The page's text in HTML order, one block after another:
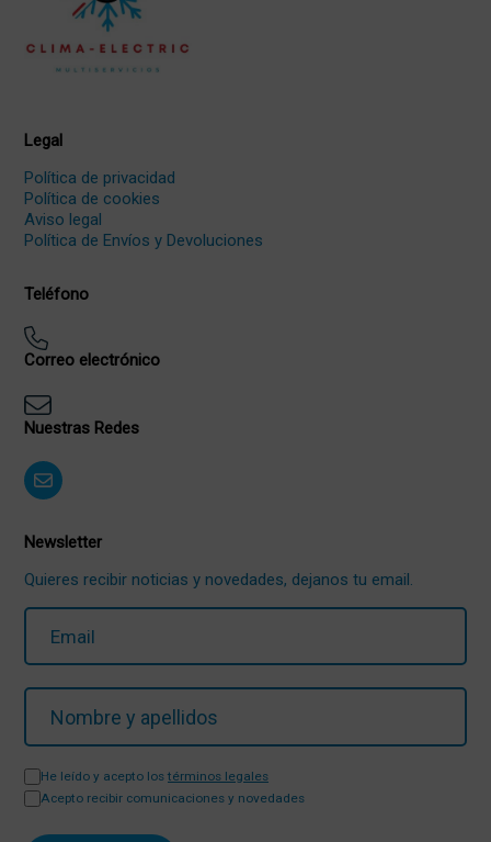
Legal
Política de privacidad
Política de cookies
Aviso legal
Política de Envíos y Devoluciones
Teléfono
Correo electrónico
Nuestras Redes
Newsletter
Quieres recibir noticias y novedades, dejanos tu email.
He leído y acepto los términos legales
Acepto recibir comunicaciones y novedades